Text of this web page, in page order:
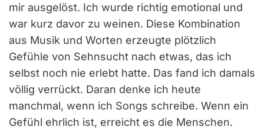
mir ausgelöst. Ich wurde richtig emotional und
war kurz davor zu weinen. Diese Kombination
aus Musik und Worten erzeugte plötzlich
Gefühle von Sehnsucht nach etwas, das ich
selbst noch nie erlebt hatte. Das fand ich damals
völlig verrückt. Daran denke ich heute
manchmal, wenn ich Songs schreibe. Wenn ein
Gefühl ehrlich ist, erreicht es die Menschen.